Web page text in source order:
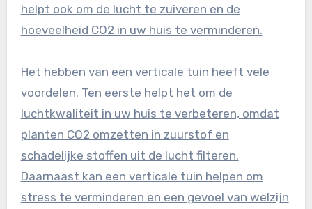
helpt ook om de lucht te zuiveren en de
hoeveelheid CO2 in uw huis te verminderen.
Het hebben van een verticale tuin heeft vele
voordelen. Ten eerste helpt het om de
luchtkwaliteit in uw huis te verbeteren, omdat
planten CO2 omzetten in zuurstof en
schadelijke stoffen uit de lucht filteren.
Daarnaast kan een verticale tuin helpen om
stress te verminderen en een gevoel van welzijn